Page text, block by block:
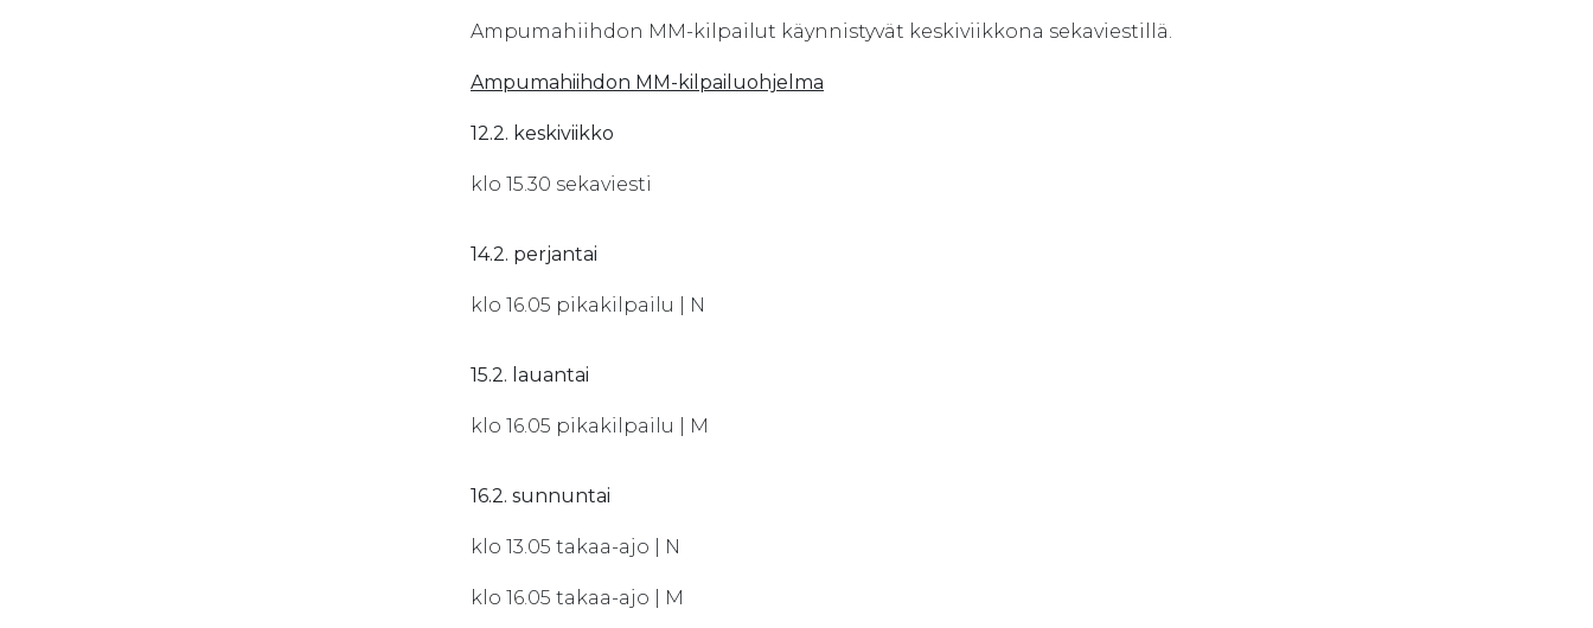
Ampumahiihdon MM-kilpailut käynnistyvät keskiviikkona sekaviestillä.
Ampumahiihdon MM-kilpailuohjelma
12.2. keskiviikko
klo 15.30 sekaviesti
14.2. perjantai
klo 16.05 pikakilpailu | N
15.2. lauantai
klo 16.05 pikakilpailu | M
16.2. sunnuntai
klo 13.05 takaa-ajo | N
klo 16.05 takaa-ajo | M